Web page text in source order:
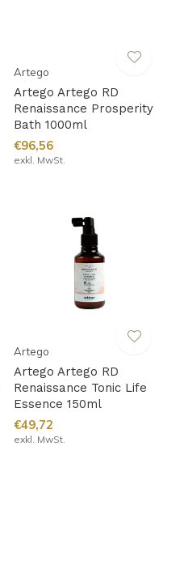
Artego
Artego Artego RD
Renaissance Prosperity
Bath 1000ml
€96,56
exkl. MwSt.
Artego
Artego Artego RD
Renaissance Tonic Life
Essence 150ml
€49,72
exkl. MwSt.